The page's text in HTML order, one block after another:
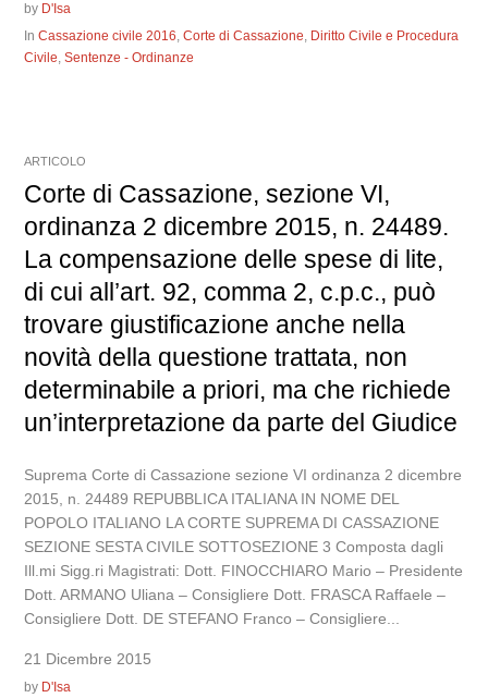
by D'Isa
InCassazione civile 2016,Corte di Cassazione, Diritto Civile e Procedura
Civile,Sentenze - Ordinanze
ARTICOLO
Corte di Cassazione, sezione VI,
ordinanza 2 dicembre 2015, n. 24489.
La compensazione delle spese di lite,
di cui all’art. 92, comma 2, c.p.c., può
trovare giustificazione anche nella
novità della questione trattata, non
determinabile a priori, ma che richiede
un’interpretazione da parte del Giudice
Suprema Corte di Cassazione sezione VI ordinanza 2 dicembre
2015, n. 24489 REPUBBLICA ITALIANA IN NOME DEL
POPOLO ITALIANO LA CORTE SUPREMA DI CASSAZIONE
SEZIONE SESTA CIVILE SOTTOSEZIONE 3 Composta dagli
Ill.mi Sigg.ri Magistrati: Dott. FINOCCHIARO Mario – Presidente
Dott. ARMANO Uliana – Consigliere Dott. FRASCA Raffaele –
Consigliere Dott. DE STEFANO Franco – Consigliere...
21 Dicembre 2015
by D'Isa